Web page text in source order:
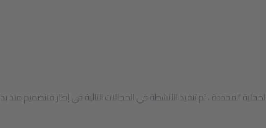
المحددة ، تم تنفيذ الأنشطة في المجالات التالية في إطار فنتصميم منذ